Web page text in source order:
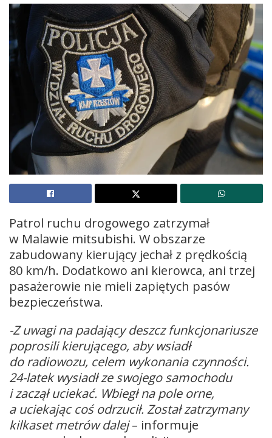
Patrol ruchu drogowego zatrzymał
w Malawie mitsubishi. W obszarze
zabudowany kierujący jechał z prędkością
80 km/h. Dodatkowo ani kierowca, ani trzej
pasażerowie nie mieli zapiętych pasów
bezpieczeństwa.
-Z uwagi na padający deszcz funkcjonariusze
poprosili kierującego, aby wsiadł
do radiowozu, celem wykonania czynności.
24-latek wysiadł ze swojego samochodu
i zaczął uciekać. Wbiegł na pole orne,
a uciekając coś odrzucił. Został zatrzymany
kilkaset metrów dalej– informuje